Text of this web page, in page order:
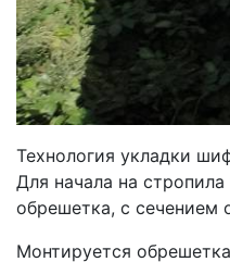
Технология укладки
Для начала на
обрешетка, с сечением
Монтируется